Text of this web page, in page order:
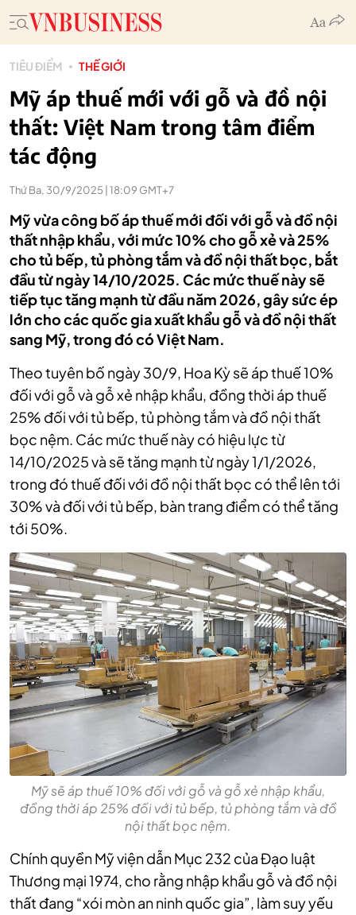
TIÊU ĐIỂM THẾ GIỚI
Mỹ áp thuế mới với gỗ và đồ nội
thất: Việt Nam trong tâm điểm
tác động
Thứ Ba, 30/9/2025 | 18:09 GMT+7
Mỹ vừa công bố áp thuế mới đối với gỗ và đồ nội
thất nhập khẩu, với mức 10% cho gỗ xẻ và 25%
cho tủ bếp, tủ phòng tắm và đồ nội thất bọc, bắt
đầu từ ngày 14/10/2025. Các mức thuế này sẽ
tiếp tục tăng mạnh từ đầu năm 2026, gây sức ép
lớn cho các quốc gia xuất khẩu gỗ và đồ nội thất
sang Mỹ, trong đó có Việt Nam.
Theo tuyên bố ngày 30/9, Hoa Kỳ sẽ áp thuế 10%
đối với gỗ và gỗ xẻ nhập khẩu, đồng thời áp thuế
25% đối với tủ bếp, tủ phòng tắm và đồ nội thất
bọc nệm. Các mức thuế này có hiệu lực từ
14/10/2025 và sẽ tăng mạnh từ ngày 1/1/2026,
trong đó thuế đối với đồ nội thất bọc có thể lên tới
30% và đối với tủ bếp, bàn trang điểm có thể tăng
tới 50%.
Mỹ sẽ áp thuế 10% đối với gỗ và gỗ xẻ nhập khẩu,
đồng thời áp 25% đối với tủ bếp, tủ phòng tắm và đồ
nội thất bọc nệm.
Chính quyền Mỹ viện dẫn Mục 232 của Đạo luật
Thương mại 1974, cho rằng nhập khẩu gỗ và đồ nội
thất đang “xói mòn an ninh quốc gia”, làm suy yếu